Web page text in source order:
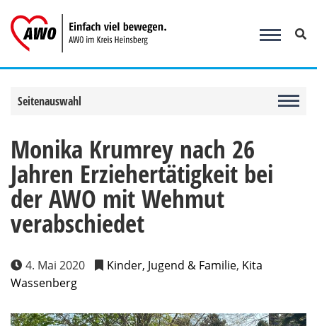
Inhalt
springen
Seitenauswahl
Monika Krumrey nach 26
Jahren Erziehertätigkeit bei
der AWO mit Wehmut
verabschiedet
4. Mai 2020 Kinder, Jugend & Familie, Kita
Wassenberg